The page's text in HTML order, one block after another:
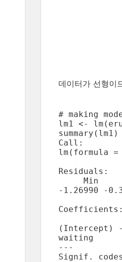
데이터가 선형이
# making
lm1 <-
summary(lm1)
Call:
lm(formula
Residuals:
Min
-1.26990 -
Coefficients:
(Intercept) -
waiting
---
Signif.